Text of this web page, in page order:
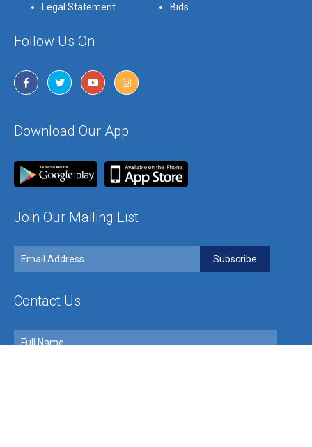
Legal Statement
Bids
Follow Us On
Download Our App
Join Our Mailing List
Contact Us